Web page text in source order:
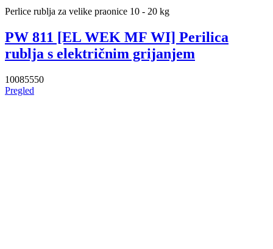
Perlice rublja za velike praonice 10 - 20 kg
PW 811 [EL WEK MF WI] Perilica
rublja s električnim grijanjem
10085550
Pregled